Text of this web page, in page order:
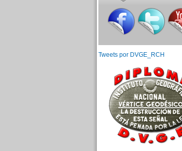
Tweets por DVGE_RCH